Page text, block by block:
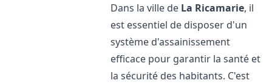
Dans la ville de La Ricamarie, il
est essentiel de disposer d'un
système d'assainissement
efficace pour garantir la santé et
la sécurité des habitants. C'est